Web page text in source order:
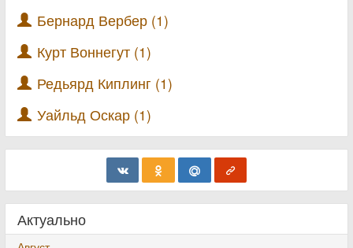
Бернард Вербер (1)
Курт Воннегут (1)
Редьярд Киплинг (1)
Уайльд Оскар (1)
Актуально